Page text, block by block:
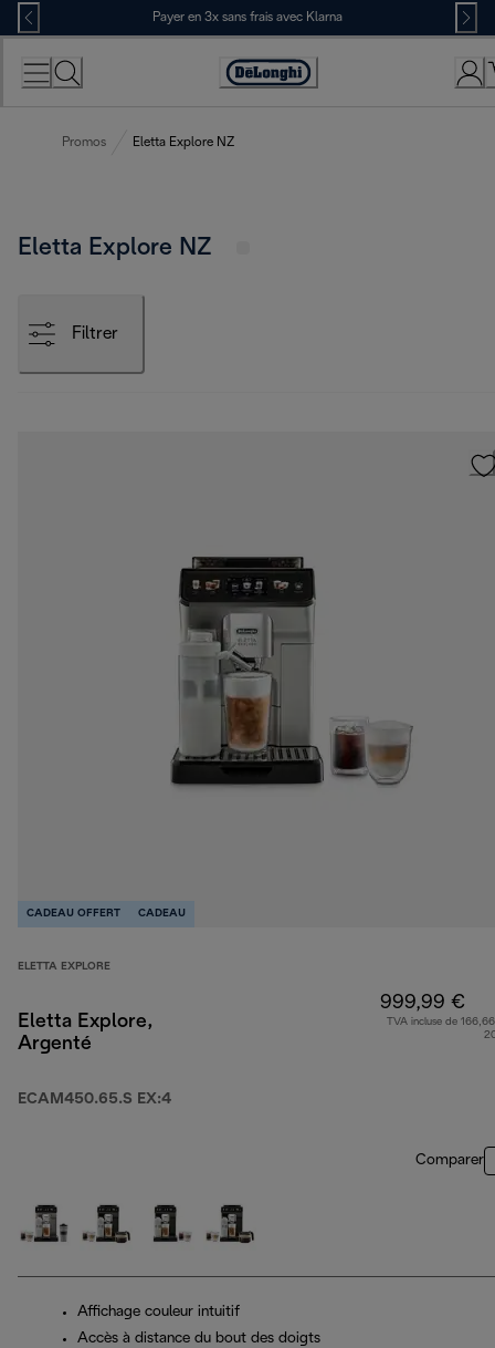
Skip
to
Content
Payer en 3x sans frais avec Klarna
Déclaration
Promos Eletta Explore NZ
Eletta Explore NZ
Filtrer
CADEAU OFFERT CADEAU
ELETTA EXPLORE
Eletta Explore,
Argenté
ECAM450.65.S EX:4
999,99 €
TVA incluse de
Comparer
Affichage couleur intuitif
Accès à distance du bout des doigts